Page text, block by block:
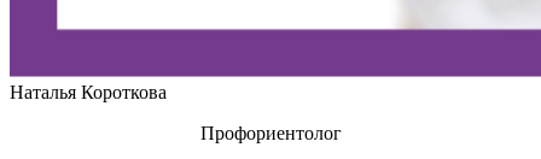
Наталья Короткова
Профориентолог